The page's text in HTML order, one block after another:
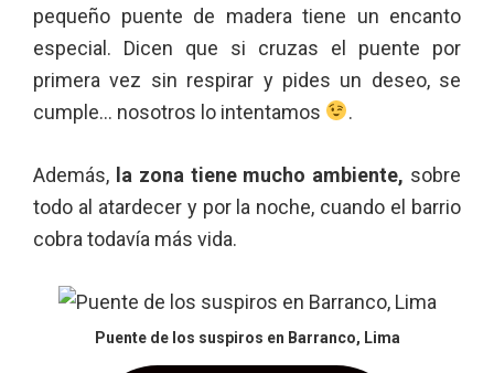
pequeño puente de madera tiene un encanto
especial. Dicen que si cruzas el puente por
primera vez sin respirar y pides un deseo, se
cumple… nosotros lo intentamos
.
Además, la zona tiene mucho ambiente, sobre
todo al atardecer y por la noche, cuando el barrio
cobra todavía más vida.
Puente de los suspiros en Barranco, Lima